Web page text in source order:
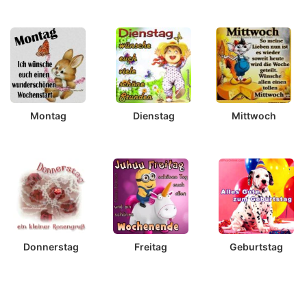
Montag Dienstag Mittwoch
Donnerstag Freitag Geburtstag